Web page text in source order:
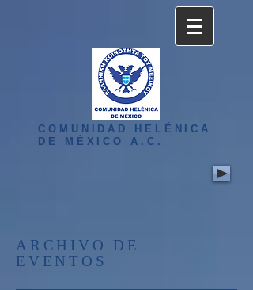
COMUNIDAD HELÉNICA
DE MÉXICO A.C.
ARCHIVO DE
EVENTOS